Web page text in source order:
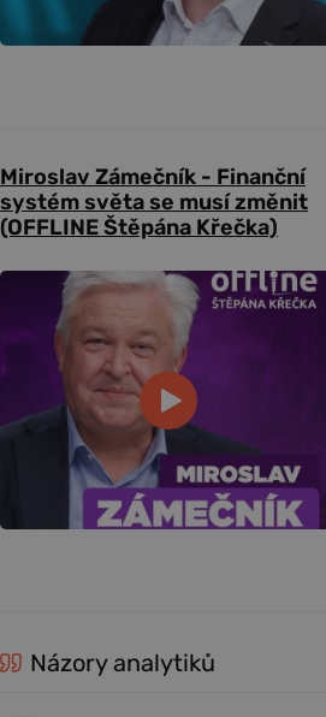
Miroslav Zámečník - Finanční
systém světa se musí změnit
(OFFLINE Štěpána Křečka)
Názory analytiků